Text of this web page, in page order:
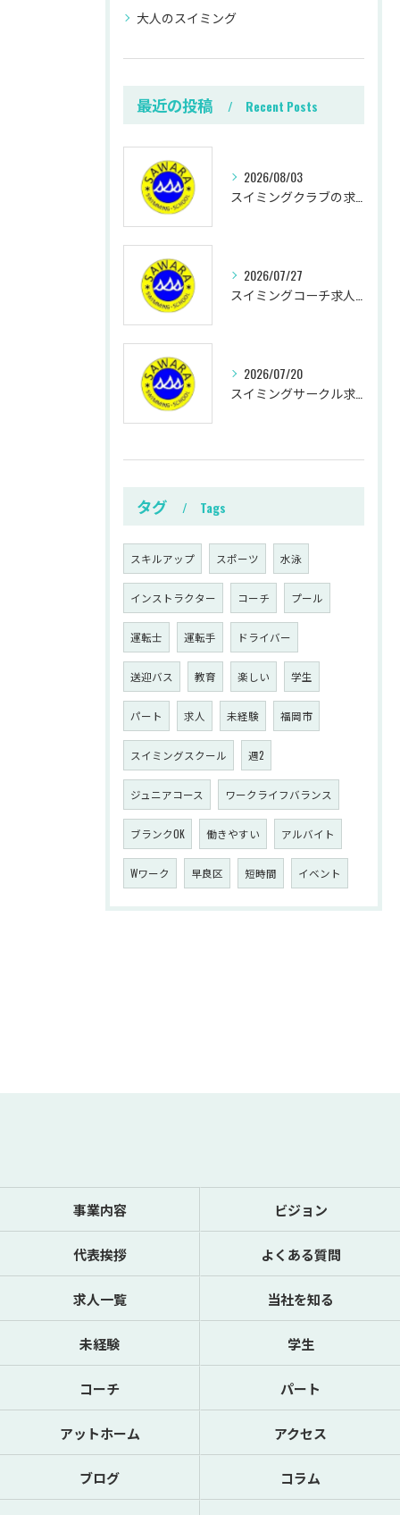
大人のスイミング
最近の投稿 Recent Posts
2026/08/03
2026/07/27
2026/07/20
タグ Tags
スキルアップ スポーツ 水泳
インストラクター コーチ プール
運転士 運転手 ドライバー
送迎バス 教育 楽しい 学生
パート 求人 未経験 福岡市
スイミングスクール 週2
ジュニアコース ワークライフバランス
ブランクOK 働きやすい アルバイト
Wワーク 早良区 短時間 イベント
事業内容 ビジョン
代表挨拶 よくある質問
求人一覧 当社を知る
未経験 学生
コーチ パート
アットホーム アクセス
ブログ コラム